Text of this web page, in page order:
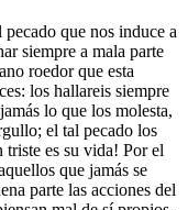
que nos induce a
siempre a mala parte
roedor que esta
los hallareis siempre
lo que los molesta,
el tal pecado los
triste es su vida! Por el
que jamás se
parte las acciones del